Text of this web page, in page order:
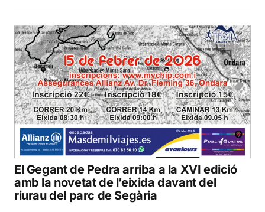
El Gegant de Pedra arriba a la XVI edició
amb la novetat de l’eixida davant del
riurau del parc de Segària